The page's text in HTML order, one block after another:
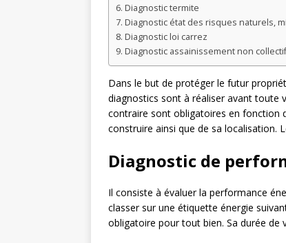
Diagnostic termite
Diagnostic état des risques naturels,
Diagnostic loi carrez
Diagnostic assainissement non collectif
Dans le but de protéger le futur
diagnostics sont à réaliser avant toute
contraire sont obligatoires en fonction
construire ainsi que de sa localisation.
Diagnostic de
Il consiste à évaluer la performance
classer sur une étiquette énergie
obligatoire pour tout bien. Sa durée de